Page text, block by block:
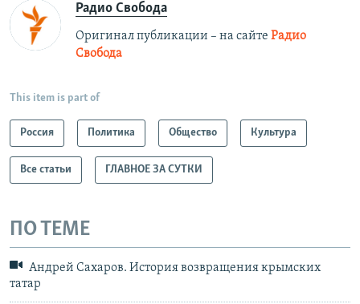
Радио Свобода
Оригинал публикации – на сайте Радио
Свобода
This item is part of
Россия Политика Общество Культура
Все статьи ГЛАВНОЕ ЗА СУТКИ
ПО ТЕМЕ
Андрей Сахаров. История возвращения крымских
татар